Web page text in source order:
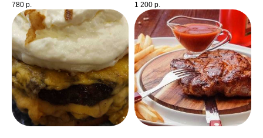
780 р. 1 200 р.